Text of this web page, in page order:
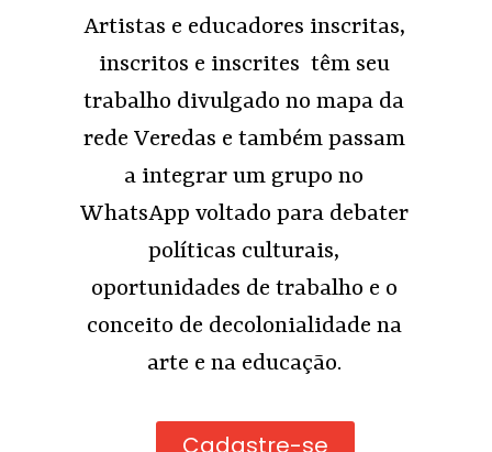
Artistas e educadores inscritas,
inscritos e inscrites têm seu
trabalho divulgado no mapa da
rede Veredas e também passam
a integrar um grupo no
WhatsApp voltado para debater
políticas culturais,
oportunidades de trabalho e o
conceito de decolonialidade na
arte e na educação.